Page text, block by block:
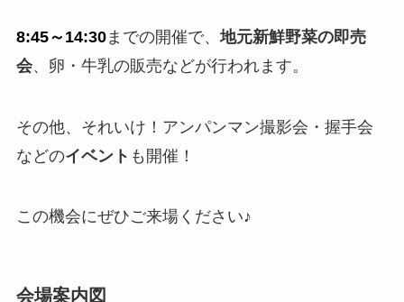
8:45～14:30までの開催で、地元新鮮野菜の即売
会、卵・牛乳の販売などが行われます。
その他、それいけ！アンパンマン撮影会・握手会
などのイベント も開催！
この機会にぜひご来場ください♪
会場案内図